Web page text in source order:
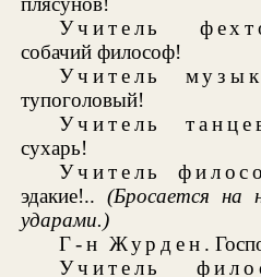
Учитель
собачий философ!
Учитель
тупоголовый!
Учитель
сухарь!
Учитель
эдакие!.. (Бросается на
ударами.)
Г-н Журден .
Учитель